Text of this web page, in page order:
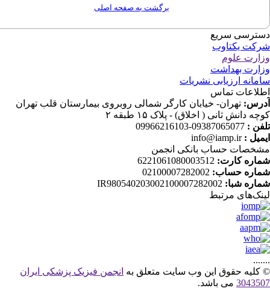
برگشت به صفحه اصلی
سریع
یکتاوب
علوم
بهداشت
ارزیابی نشریات
تماس
تهران- خیابان کارگر شمالی روبروی بیمارستان قلب تهران
دانش ثانی ( اخلاق) - پلاک ۱۵ طبقه ۲
:
09387065077-09966216103
:
info@iamp.ir
حساب بانکی انجمن
کارت:6221061080003512
حساب:02100007282002
شبا:IR980540203002100007282002
مرتبط
حقوق این وب سایت متعلق بهانجمن فیزیک پزشکی ایران
می باشد.